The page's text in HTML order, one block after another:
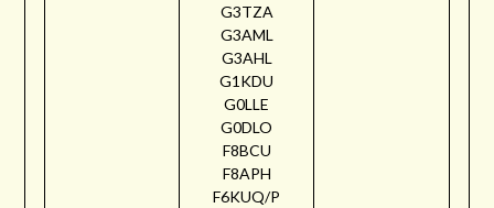
G3TZA
G3AML
G3AHL
G1KDU
G0LLE
G0DLO
F8BCU
F8APH
F6KUQ/P